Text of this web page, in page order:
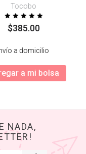
SPF50+ PA++++
Tocobo
$385.00
a domicilio
a mi bolsa
NADA,